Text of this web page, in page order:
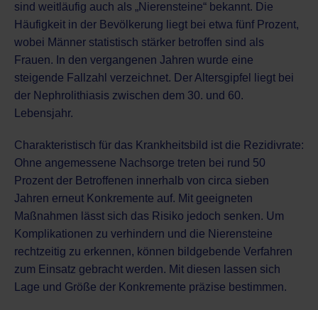
sind weitläufig auch als „Nierensteine“ bekannt. Die
Häufigkeit in der Bevölkerung liegt bei etwa fünf Prozent,
wobei Männer statistisch stärker betroffen sind als
Frauen. In den vergangenen Jahren wurde eine
steigende Fallzahl verzeichnet. Der Altersgipfel liegt bei
der Nephrolithiasis zwischen dem 30. und 60.
Lebensjahr.
Charakteristisch für das Krankheitsbild ist die Rezidivrate:
Ohne angemessene Nachsorge treten bei rund 50
Prozent der Betroffenen innerhalb von circa sieben
Jahren erneut Konkremente auf. Mit geeigneten
Maßnahmen lässt sich das Risiko jedoch senken. Um
Komplikationen zu verhindern und die Nierensteine
rechtzeitig zu erkennen, können bildgebende Verfahren
zum Einsatz gebracht werden. Mit diesen lassen sich
Lage und Größe der Konkremente präzise bestimmen.